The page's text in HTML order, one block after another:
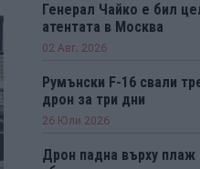
Генерал Чайко е бил
атентата в Москва
02 Авг. 2026
Румънски F-16 свали
дрон за три дни
26 Юли 2026
Дрон падна върху плаж